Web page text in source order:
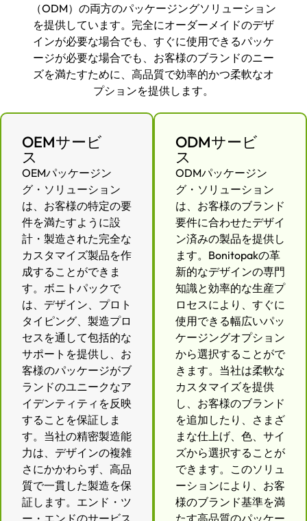
（ODM）の両方のパッケージングソリューション
を提供しています。完全にオーダーメイドのデザ
インが必要な場合でも、すぐに使用できるパッケ
ージが必要な場合でも、お客様のブランドのニー
ズを満たすために、高品質で効率的かつ柔軟なオ
プションを提供します。
OEMサービ
ス
OEMパッケージン
グ・ソリューション
は、お客様の特定の要
件を満たすように設
計・製造された完全な
カスタマイズ製品を作
成することができま
す。ボニトパックで
は、デザイン、プロト
タイピング、製造プロ
セスを通して包括的な
サポートを提供し、お
客様のパッケージがブ
ランドのユニークなア
イデンティティを反映
することを保証しま
す。当社の精密製造能
力は、デザインの複雑
さにかかわらず、高品
質で一貫した製造を保
証します。エンド・ツ
ODMサービ
ス
ODMパッケージン
グ・ソリューション
は、お客様のブランド
要件に合わせたデザイ
ン済みの製品を提供し
ます。Bonitopakの革
新的なデザインの専門
知識と効率的な生産プ
ロセスにより、すぐに
使用できる幅広いパッ
ケージングオプション
から選択することがで
きます。当社は柔軟な
カスタマイズを提供
し、お客様のブランド
を追加したり、さまざ
まな仕上げ、色、サイ
ズから選択することが
できます。このソリュ
ーションにより、お客
様のブランド基準を満